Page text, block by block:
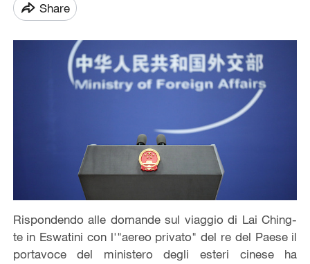
Share
Rispondendo alle domande sul viaggio di Lai Ching-
te in Eswatini con l'"aereo privato" del re del Paese il
portavoce del ministero degli esteri cinese ha